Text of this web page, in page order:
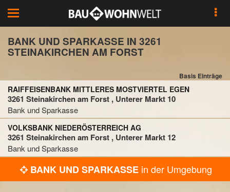
Toggle
navigation
BANK UND SPARKASSE IN 3261
STEINAKIRCHEN AM FORST
Basis Einträge
RAIFFEISENBANK MITTLERES MOSTVIERTEL EGEN
3261 Steinakirchen am Forst , Unterer Markt 10
Bank und Sparkasse
VOLKSBANK NIEDERÖSTERREICH AG
3261 Steinakirchen am Forst , Unterer Markt 12
Bank und Sparkasse
BANK UND SPARKASSE in der Umgebung